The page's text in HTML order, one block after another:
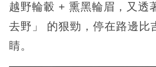
越野輪轂 + 熏黑輪眉，又透
去野」 的狠勁，停在路邊比
睛。